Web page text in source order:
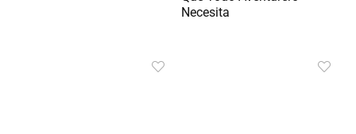
Necesita